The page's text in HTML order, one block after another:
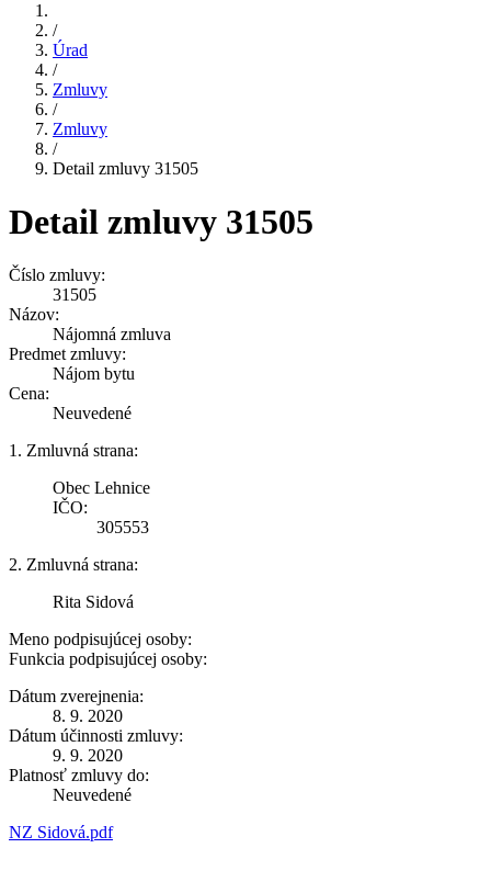
/
Úrad
/
Zmluvy
/
Zmluvy
/
Detail zmluvy 31505
Detail zmluvy 31505
Číslo zmluvy:
31505
Názov:
Nájomná zmluva
Predmet zmluvy:
Nájom bytu
Cena:
Neuvedené
1. Zmluvná strana:
Obec Lehnice
IČO:
305553
2. Zmluvná strana:
Rita Sidová
Meno podpisujúcej osoby:
Funkcia podpisujúcej osoby:
Dátum zverejnenia:
8. 9. 2020
Dátum účinnosti zmluvy:
9. 9. 2020
Platnosť zmluvy do:
Neuvedené
NZ Sidová.pdf